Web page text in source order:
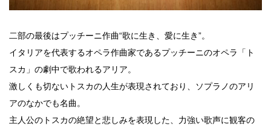
二部の最後はプッチーニ作曲“歌に生き、愛に生き”。
イタリアを代表するオペラ作曲家であるプッチーニのオペラ「ト
スカ」の劇中で歌われるアリア。
激しくも切ないトスカの人生が表現されており、ソプラノのアリ
アのなかでも名曲。
主人公のトスカの絶望と悲しみを表現した、力強い歌声に観客の